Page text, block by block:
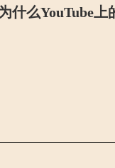
什么YouTube